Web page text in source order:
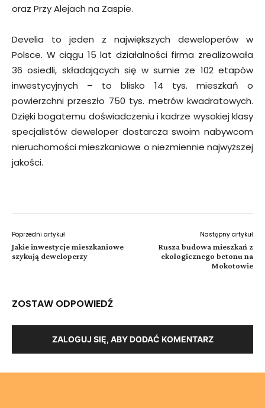
oraz Przy Alejach na Zaspie.
Develia to jeden z największych deweloperów w
Polsce. W ciągu 15 lat działalności firma zrealizowała
36 osiedli, składających się w sumie ze 102 etapów
inwestycyjnych – to blisko 14 tys. mieszkań o
powierzchni przeszło 750 tys. metrów kwadratowych.
Dzięki bogatemu doświadczeniu i kadrze wysokiej klasy
specjalistów deweloper dostarcza swoim nabywcom
nieruchomości mieszkaniowe o niezmiennie najwyższej
jakości.
Poprzedni artykuł
Jakie inwestycje mieszkaniowe
szykują deweloperzy
Następny artykuł
Rusza budowa mieszkań z
ekologicznego betonu na
Mokotowie
ZOSTAW ODPOWIEDŹ
ZALOGUJ SIĘ, ABY DODAĆ KOMENTARZ